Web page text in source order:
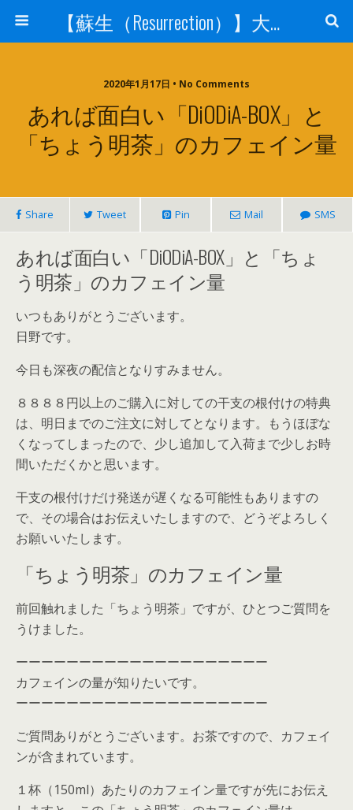
【蘇生（Resurrection）】大宇宙と人体の神秘を紐解く
2020年1月17日 • No Comments
あれば面白い「DiODiA-BOX」と
「ちょう明茶」のカフェイン量
Share Tweet Pin Mail SMS
あれば面白い「DiODiA-BOX」と「ちょ
う明茶」のカフェイン量
いつもありがとうございます。
日野です。
今日も深夜の配信となりすみません。
８８８８円以上のご購入に対しての干支の根付けの特典
は、明日までのご注文に対してとなります。もうほぼな
くなってしまったので、少し追加して入荷まで少しお時
間いただくかと思います。
干支の根付けだけ発送が遅くなる可能性もありますの
で、その場合はお伝えいたしますので、どうぞよろしく
お願いいたします。
「ちょう明茶」のカフェイン量
前回触れました「ちょう明茶」ですが、ひとつご質問を
うけました。
ーーーーーーーーーーーーーーーーーーーー
カフェインの量が知りたいです。
ーーーーーーーーーーーーーーーーーーーー
ご質問ありがとうございます。お茶ですので、カフェイ
ンが含まれています。
１杯（150ml）あたりのカフェイン量ですが先にお伝え